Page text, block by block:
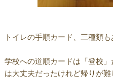
トイレの手順カード、三種類も
学校への道順カードは「登校
は大丈夫だったけれど帰りが